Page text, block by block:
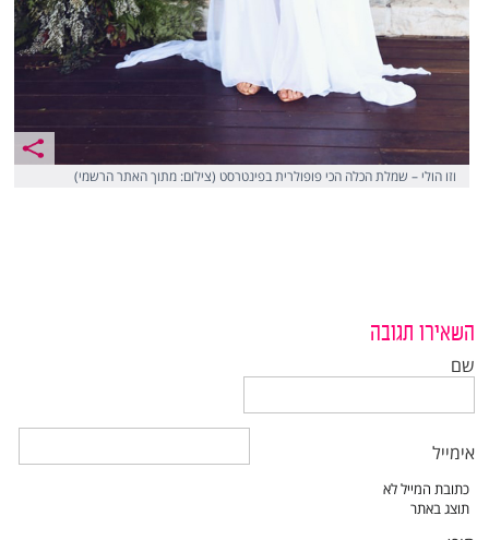
וזו הולי – שמלת הכלה הכי פופולרית בפינטרסט (צילום: מתוך האתר הרשמי)
השאירו תגובה
שם
אימייל